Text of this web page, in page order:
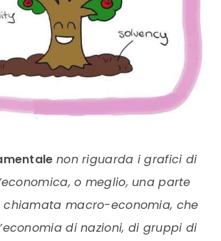
non riguarda i grafici di
o meglio, una parte
chiamata macro-economia, che
di nazioni, di gruppi di